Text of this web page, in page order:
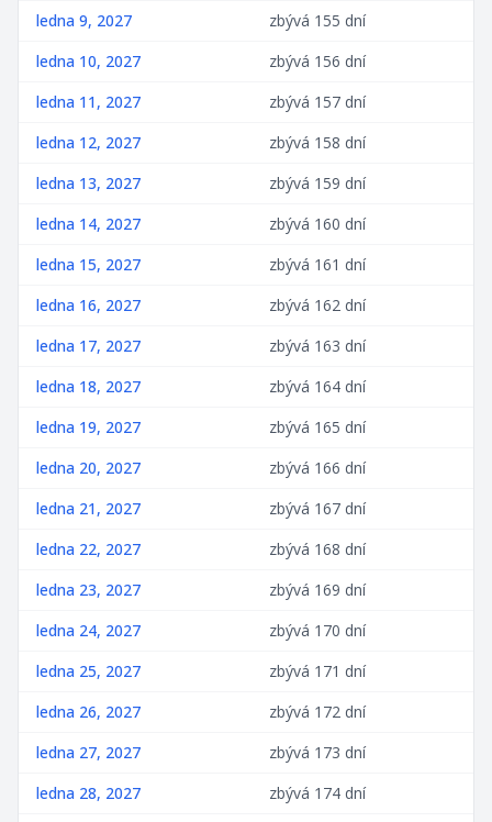
ledna 9, 2027
zbývá 155 dní
ledna 10, 2027
zbývá 156 dní
ledna 11, 2027
zbývá 157 dní
ledna 12, 2027
zbývá 158 dní
ledna 13, 2027
zbývá 159 dní
ledna 14, 2027
zbývá 160 dní
ledna 15, 2027
zbývá 161 dní
ledna 16, 2027
zbývá 162 dní
ledna 17, 2027
zbývá 163 dní
ledna 18, 2027
zbývá 164 dní
ledna 19, 2027
zbývá 165 dní
ledna 20, 2027
zbývá 166 dní
ledna 21, 2027
zbývá 167 dní
ledna 22, 2027
zbývá 168 dní
ledna 23, 2027
zbývá 169 dní
ledna 24, 2027
zbývá 170 dní
ledna 25, 2027
zbývá 171 dní
ledna 26, 2027
zbývá 172 dní
ledna 27, 2027
zbývá 173 dní
ledna 28, 2027
zbývá 174 dní